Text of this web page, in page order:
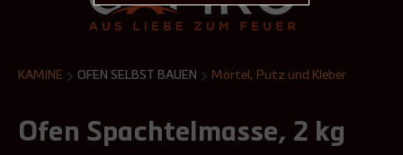
KAMINE OFEN SELBST BAUEN Mörtel, Putz und Kleber
Ofen Spachtelmasse, 2 kg